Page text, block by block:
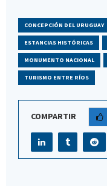
CONCEPCIÓN DEL URUGUAY
ESTANCIAS HISTÓRICAS
MONUMENTO NACIONAL
TURISMO ENTRE RÍOS
COMPARTIR